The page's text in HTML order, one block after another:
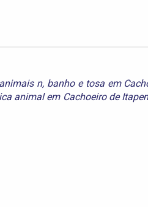
n, banho e tosa em
animal em Cachoeiro de